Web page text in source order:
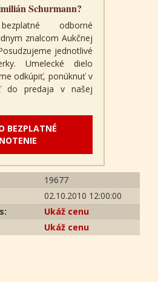
Schurmann?
odborné
znalcom Aukčnej
jednotlivé
Umelecké dielo
odkúpiť, ponúknuť v
do predaja v našej
BEZPLATNÉ
19677
02.10.2010 12:00:00
Ukáž cenu
Ukáž cenu